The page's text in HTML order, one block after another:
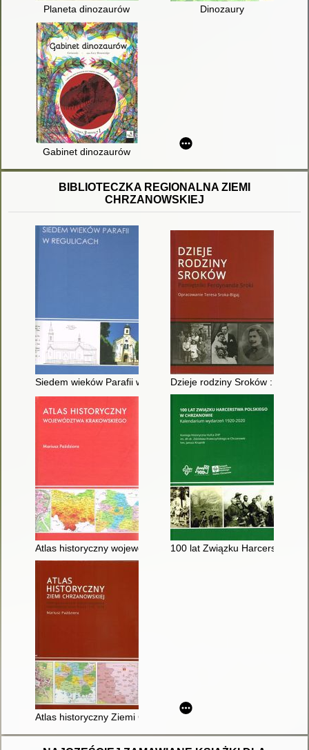
Planeta dinozaurów Dinozaury
Gabinet dinozaurów
BIBLIOTECZKA REGIONALNA ZIEMI
CHRZANOWSKIEJ
Siedem wieków Parafii w RegulicachDzieje rodziny Sroków :
Atlas historyczny województwa krakowskiego100 lat Związku Harcerstwa
Atlas historyczny Ziemi Chrzanowskiej : atlas opracowany w